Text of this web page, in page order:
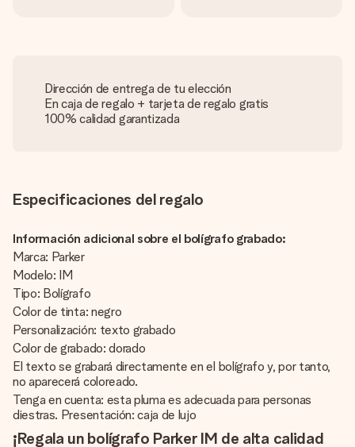
Dirección de entrega de tu elección
En caja de regalo + tarjeta de regalo gratis
100% calidad garantizada
Especificaciones del regalo
Información adicional sobre el bolígrafo grabado:
Marca: Parker
Modelo: IM
Tipo: Bolígrafo
Color de tinta: negro
Personalización: texto grabado
Color de grabado: dorado
El texto se grabará directamente en el bolígrafo y, por tanto,
no aparecerá coloreado.
Tenga en cuenta: esta pluma es adecuada para personas
diestras. Presentación: caja de lujo
¡Regala un bolígrafo Parker IM de alta calidad